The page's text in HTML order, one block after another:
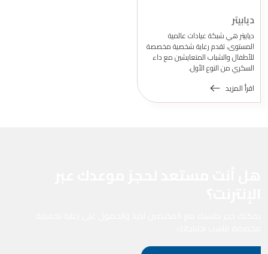
ديابيتر
ديابيتر هي شبكة عيادات عالمية
المستوى، تقدم رعاية شخصية مخصصة
للأطفال والشباب المتعايشين مع داء
السكري من النوع الأول.
اقرأ المزيد